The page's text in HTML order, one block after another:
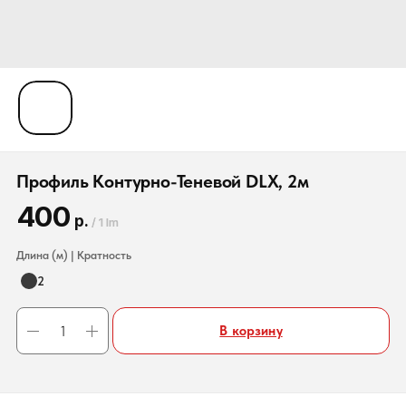
Профиль Контурно-Теневой DLX, 2м
400 р. /1 lm
Длина (м) | Кратность
2
В корзину